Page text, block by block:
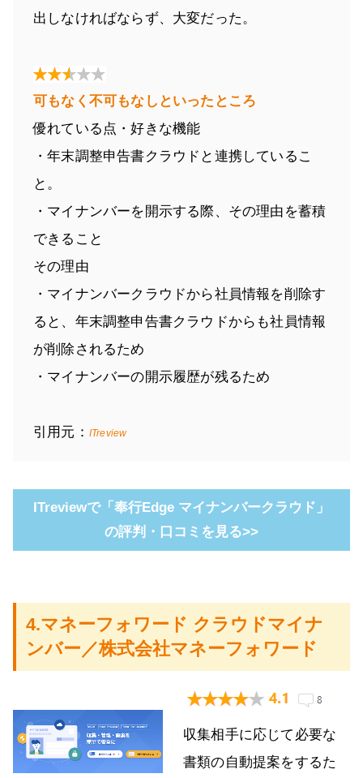
出しなければならず、大変だった。
可もなく不可もなしといったところ
優れている点・好きな機能
・年末調整申告書クラウドと連携しているこ
と。
・マイナンバーを開示する際、その理由を蓄積
できること
その理由
・マイナンバークラウドから社員情報を削除す
ると、年末調整申告書クラウドからも社員情報
が削除されるため
・マイナンバーの開示履歴が残るため
引用元： ITreview
ITreviewで「奉行Edge マイナンバークラウド」
の評判・口コミを見る>>
4.マネーフォワード クラウドマイナ
ンバー／株式会社マネーフォワード
収集相手に応じて必要な
書類の自動提案をするた